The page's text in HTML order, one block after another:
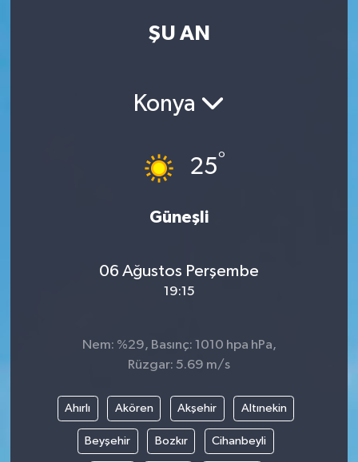
ŞU AN
Konya
25°
Güneşli
06 Ağustos Perşembe
19:15
Nem: %29, Basınç: 1010 hpa hPa,
Rüzgar: 5.69 m/s
Ahırlı Akören Akşehir Altınekin
Beyşehir Bozkır Cihanbeyli